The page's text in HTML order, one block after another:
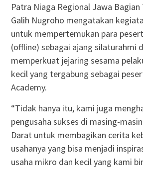
Patra Niaga Regional Jawa
Galih Nugroho mengatakan
untuk mempertemukan para
(offline) sebagai ajang silaturahmi
memperkuat jejaring sesama
kecil yang tergabung sebagai
Academy.
“Tidak hanya itu, kami juga
pengusaha sukses di masing-
Darat untuk membagikan cerita
usahanya yang bisa menjadi
usaha mikro dan kecil yang kami